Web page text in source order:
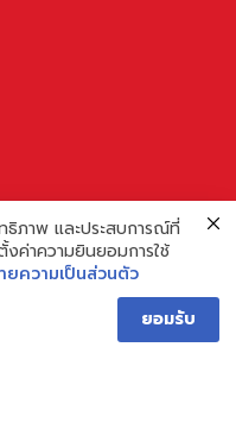
และเรื่องกิน ไม่ว่าจะเป็น
แชร์!
าหาร เพื่อผู้ประกอบการ ที่
ธิภาพ และประสบการณ์ที่
งค่าความยินยอมการใช้
ยความเป็นส่วนตัว
ยอมรับ